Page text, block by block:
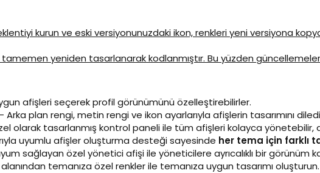
kurun ve eski versiyonunuzdaki ikon, renkleri yeni versiyona
yeniden tasarlanarak kodlanmıştır. Bu yüzden
afişleri seçerek profil görünümünü özelleştirebilirler.
Arka plan rengi, metin rengi ve ikon ayarlarıyla afişlerin tasarımını
olarak tasarlanmış kontrol paneli ile tüm afişleri kolayca yönetebilir,
uyumlu afişler oluşturma desteği sayesinde her tema için farklı
sağlayan özel yönetici afişi ile yöneticilere ayrıcalıklı bir görünüm
temanıza özel renkler ile temanıza uygun tasarımı oluşturun.